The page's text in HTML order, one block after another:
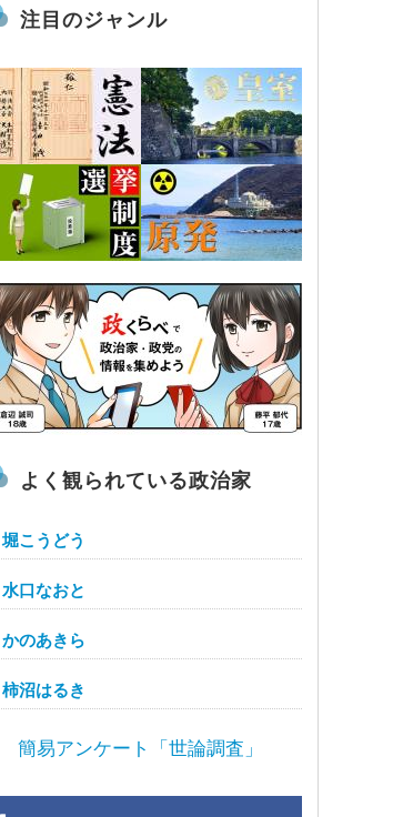
注目のジャンル
よく観られている政治家
堀こうどう
水口なおと
かのあきら
柿沼はるき
簡易アンケート「世論調査」